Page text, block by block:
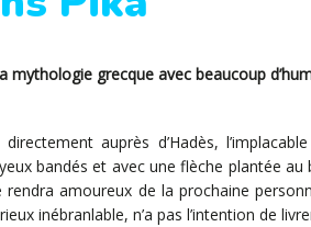
mythologie grecque avec beaucoup
auprès d’Hadès,
bandés et avec une flèche plantée au
amoureux de la prochaine
inébranlable, n’a pas l’intention de